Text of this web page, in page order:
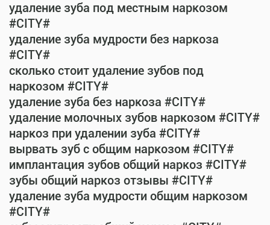
удаление зуба под местным наркозом
#CITY#
удаление зуба мудрости без наркоза
#CITY#
сколько стоит удаление зубов под
наркозом #CITY#
удаление зуба без наркоза #CITY#
удаление молочных зубов наркозом #CITY#
наркоз при удалении зуба #CITY#
вырвать зуб с общим наркозом #CITY#
имплантация зубов общий наркоз #CITY#
зубы общий наркоз отзывы #CITY#
удаление зуба мудрости общим наркозом
#CITY#